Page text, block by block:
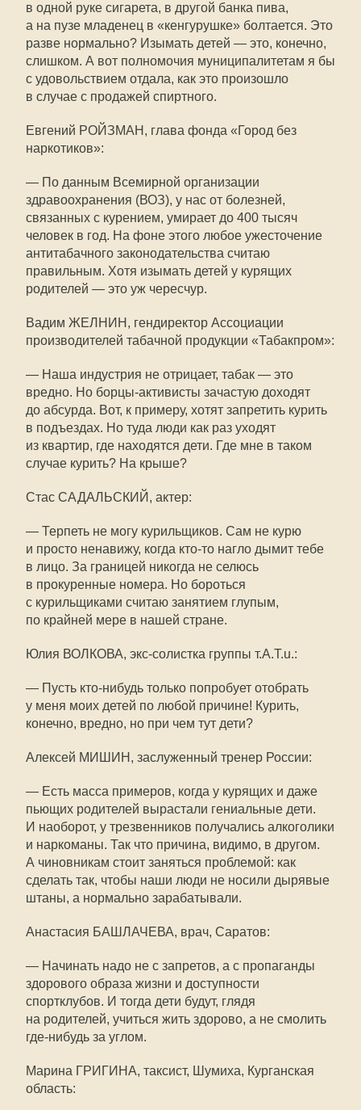
в одной руке сигарета, в другой банка пива,
а на пузе младенец в «кенгурушке» болтается. Это
разве нормально? Изымать детей — это, конечно,
слишком. А вот полномочия муниципалитетам я бы
с удовольствием отдала, как это произошло
в случае с продажей спиртного.
Евгений РОЙЗМАН, глава фонда «Город без
наркотиков»:
— По данным Всемирной организации
здравоохранения (ВОЗ), у нас от болезней,
связанных с курением, умирает до 400 тысяч
человек в год. На фоне этого любое ужесточение
антитабачного законодательства считаю
правильным. Хотя изымать детей у курящих
родителей — это уж чересчур.
Вадим ЖЕЛНИН, гендиректор Ассоциации
производителей табачной продукции «Табакпром»:
— Наша индустрия не отрицает, табак — это
вредно. Но борцы-активисты зачастую доходят
до абсурда. Вот, к примеру, хотят запретить курить
в подъездах. Но туда люди как раз уходят
из квартир, где находятся дети. Где мне в таком
случае курить? На крыше?
Стас САДАЛЬСКИЙ, актер:
— Терпеть не могу курильщиков. Сам не курю
и просто ненавижу, когда кто-то нагло дымит тебе
в лицо. За границей никогда не селюсь
в прокуренные номера. Но бороться
с курильщиками считаю занятием глупым,
по крайней мере в нашей стране.
Юлия ВОЛКОВА, экс-солистка группы т.А.Т.u.:
— Пусть кто-нибудь только попробует отобрать
у меня моих детей по любой причине! Курить,
конечно, вредно, но при чем тут дети?
Алексей МИШИН, заслуженный тренер России:
— Есть масса примеров, когда у курящих и даже
пьющих родителей вырастали гениальные дети.
И наоборот, у трезвенников получались алкоголики
и наркоманы. Так что причина, видимо, в другом.
А чиновникам стоит заняться проблемой: как
сделать так, чтобы наши люди не носили дырявые
штаны, а нормально зарабатывали.
Анастасия БАШЛАЧЕВА, врач, Саратов:
— Начинать надо не с запретов, а с пропаганды
здорового образа жизни и доступности
спортклубов. И тогда дети будут, глядя
на родителей, учиться жить здорово, а не смолить
где-нибудь за углом.
Марина ГРИГИНА, таксист, Шумиха, Курганская
область: